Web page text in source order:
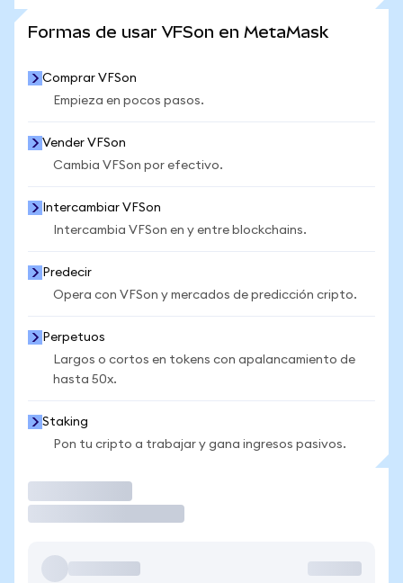
Formas de usar VFSon en MetaMask
Comprar VFSon
Empieza en pocos pasos.
Vender VFSon
Cambia VFSon por efectivo.
Intercambiar VFSon
Intercambia VFSon en y entre blockchains.
Predecir
Opera con VFSon y mercados de predicción cripto.
Perpetuos
Largos o cortos en tokens con apalancamiento de
hasta 50x.
Staking
Pon tu cripto a trabajar y gana ingresos pasivos.